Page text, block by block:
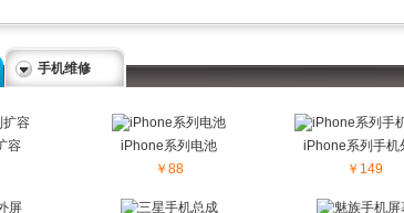
手机维修
容
iPhone系列电池
￥88
iPhone系列手机
￥149